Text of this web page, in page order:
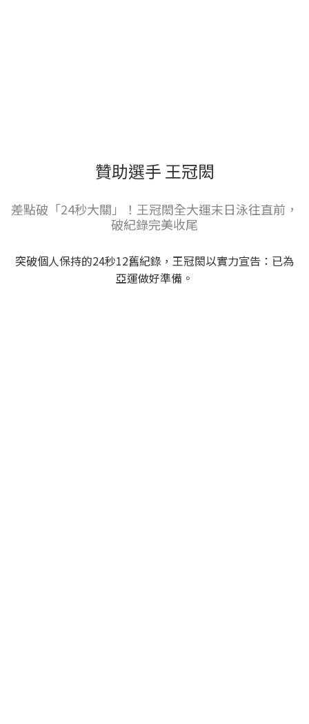
贊助選手 王冠閎
差點破「24秒大關」！王冠閎全大運末日泳往直前，
破紀錄完美收尾
突破個人保持的24秒12舊紀錄，王冠閎以實力宣告：已為
亞運做好準備。